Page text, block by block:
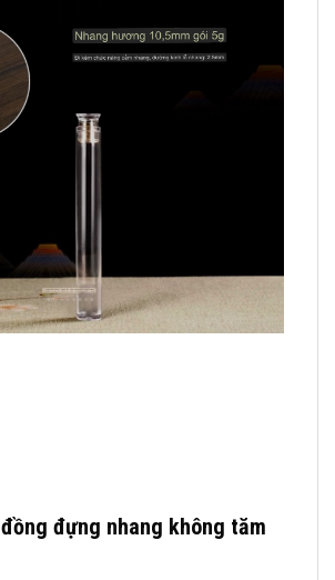
đựng nhang không tăm